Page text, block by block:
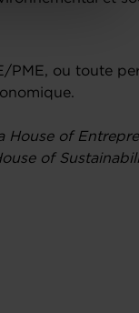
PME, ou toute
House of
of